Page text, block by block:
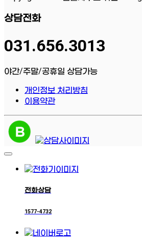
상담전화
031.656.3013
야간/주말/공휴일 상담가능
개인정보 처리방침
이용약관
전화상담
1577-4732